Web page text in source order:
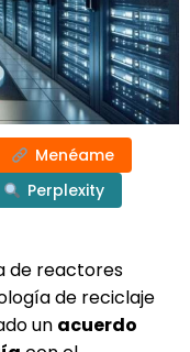
Menéame
Perplexity
de reactores
de reciclaje
un acuerdo